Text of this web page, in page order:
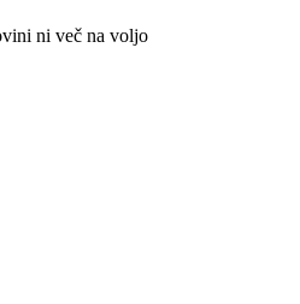
ni več na voljo